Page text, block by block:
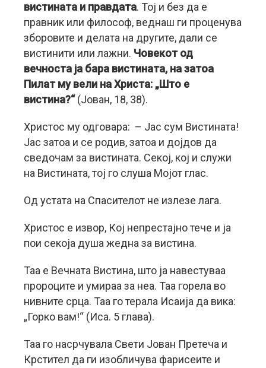
вистината и правдата. Тој и без да е
правник или философ, веднаш ги проценува
зборовите и делата на другите, дали се
вистинити или лажни. Човекот од
вечноста ја бара вистината, на затоа
Пилат му вели на Христа: „Што е
вистина?“(Јован, 18, 38).
Христос му одговара: – Јас сум Вистината!
Јас затоа и се родив, затоа и дојдов да
сведочам за вистината. Секој, кој и служи
на Вистината, тој го слуша Мојот глас.
Од устата на Спасителот не излезе лага.
Христос е извор, Кој непрестајно тече и ја
пои секоја душа жедна за вистина.
Таа е Вечната Вистина, што ја навестуваа
пророците и умираа за неа. Таа горела во
нивните срца. Таа го терала Исаија да вика:
„Горко вам!“ (Иса. 5 глава).
Таа го насрчувала Свети Јован Претеча и
Крстител да ги изобличува фарисеите и